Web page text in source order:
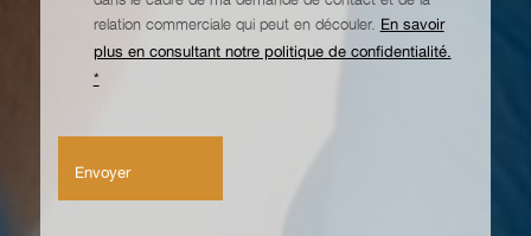
relation commerciale qui peut en découler. En savoir
plus en consultant notre politique de confidentialité.
*